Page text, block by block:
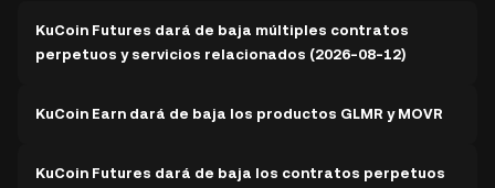
KuCoin Futures dará de baja múltiples contratos
perpetuos y servicios relacionados (2026-08-12)
KuCoin Earn dará de baja los productos GLMR y MOVR
KuCoin Futures dará de baja los contratos perpetuos